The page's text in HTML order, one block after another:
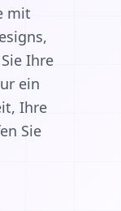
mit
Ihre
ein
Ihre
Sie